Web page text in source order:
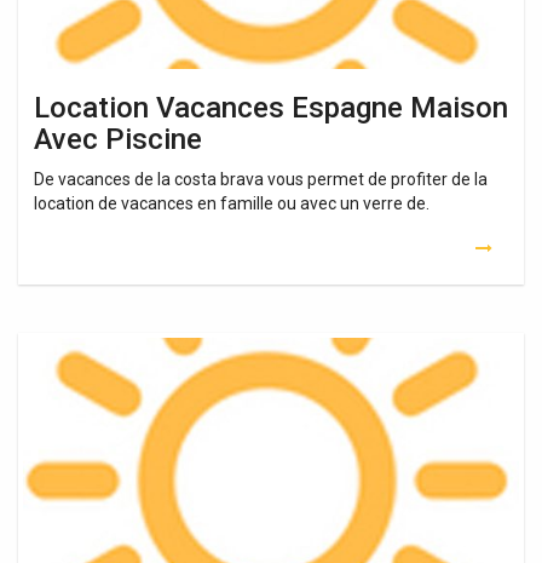
Location Vacances Espagne Maison
Avec Piscine
De vacances de la costa brava vous permet de profiter de la
location de vacances en famille ou avec un verre de.
Maison
Vacances